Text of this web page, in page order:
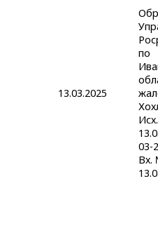
13.03.2025
по
03-
Вх.